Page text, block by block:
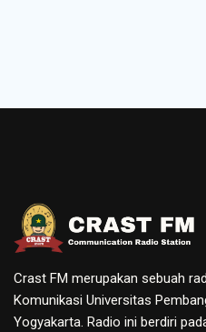
Crast FM merupakan sebuah
Komunikasi Universitas
Yogyakarta. Radio ini berdiri